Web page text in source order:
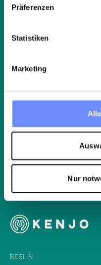
Präferenzen
Statistiken
Marketing
Nur
RECURSOS
KENJO
LEGAL
BERLIN